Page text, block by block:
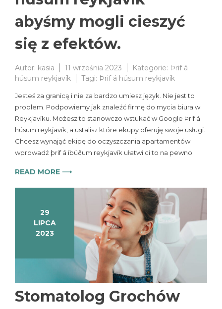
abyśmy mogli cieszyć
się z efektów.
Autor: kasia 11 września 2023 Kategorie: Þrif á
húsum reykjavík
Tagi: Þrif á húsum reykjavík
Jesteś za granicą i nie za bardzo umiesz język. Nie jest to
problem. Podpowiemy jak znaleźć firmę do mycia biura w
Reykjavíku. Możesz to stanowczo wstukać w Google Þrif á
húsum reykjavík, a ustalisz które ekupy oferuję swoje usługi.
Chcesz wynająć ekipę do oczyszczania apartamentów
wprowadź þrif á íbúðum reykjavík ułatwi ci to na pewno
READ MORE ⟶
29
LIPCA
2023
Stomatolog Grochów